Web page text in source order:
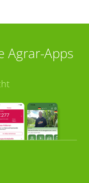
Agrar-Apps